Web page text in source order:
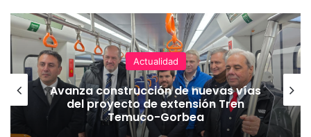
Actualidad
Avanza construcción de nuevas vías
del proyecto de extensión Tren
Temuco-Gorbea